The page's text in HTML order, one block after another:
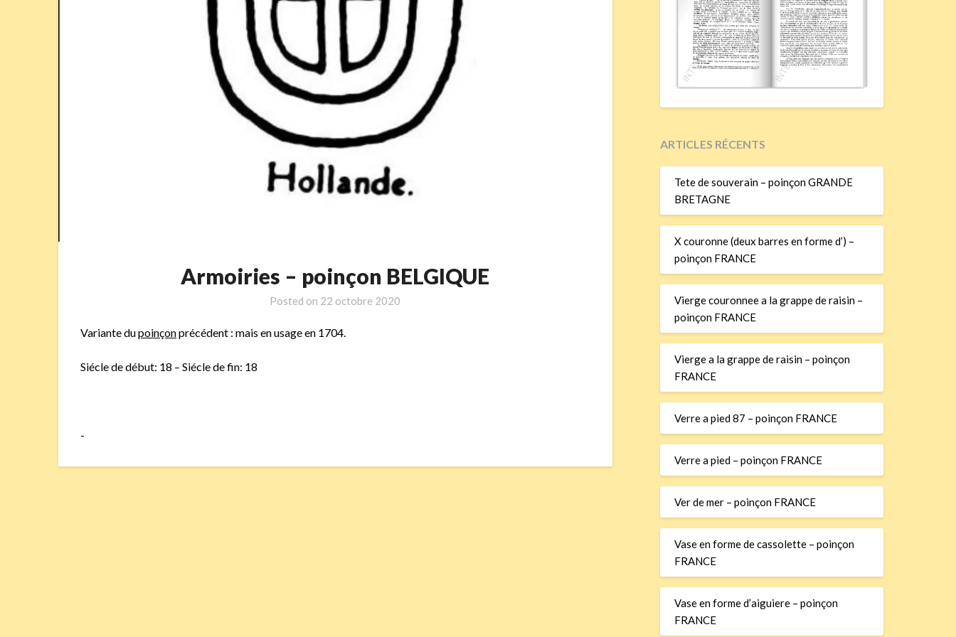
Armoiries – poinçon BELGIQUE
Posted on 22 octobre 2020
Variante dupoinçonprécédent : mais en usage en 1704.
Siécle de début: 18 – Siécle de fin: 18
-
ARTICLES RÉCENTS
Tete de souverain – poinçon GRANDE
BRETAGNE
X couronne (deux barres en forme d’) –
poinçon FRANCE
Vierge couronnee a la grappe de raisin –
poinçon FRANCE
Vierge a la grappe de raisin – poinçon
FRANCE
Verre a pied 87 – poinçon FRANCE
Verre a pied – poinçon FRANCE
Ver de mer – poinçon FRANCE
Vase en forme de cassolette – poinçon
FRANCE
Vase en forme d’aiguiere – poinçon
FRANCE